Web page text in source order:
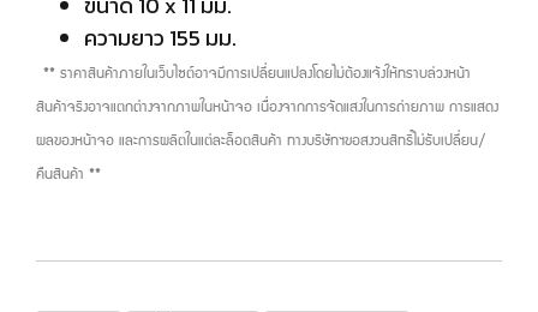
ความยาว 155 มม.
** ราคาสินค้าภายในเว็บไซต์อาจมีการเปลี่ยนแปลงโดยไม่ต้องแจ้งให้ทราบล่วงหน้า
สินค้าจริงอาจแตกต่างจากภาพในหน้าจอ เนื่องจากการจัดแสงในการถ่ายภาพ การแสดง
ผลของหน้าจอ และการผลิตในแต่ละล็อตสินค้า ทางบริษัทฯขอสงวนสิทธิ์ไม่รับเปลี่ยน/
คืนสินค้า **